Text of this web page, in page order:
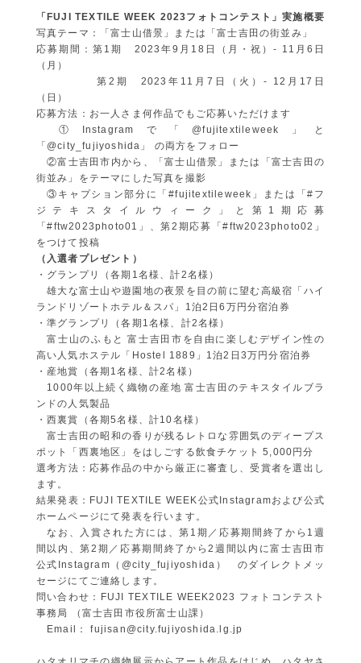
「FUJI TEXTILE WEEK 2023フォトコンテスト」実施概要
写真テーマ：「富士山借景」または「富士吉田の街並み」
応募期間：第1期 2023年9月18日（月・祝）- 11月6日
（月）
第2期 2023年11月7日（火）- 12月17日
（日）
応募方法：お一人さま何作品でもご応募いただけます
①Instagramで「@fujitextileweek」と
「@city_fujiyoshida」 の両方をフォロー
②富士吉田市内から、「富士山借景」または「富士吉田の
街並み」をテーマにした写真を撮影
③キャプション部分に「#fujitextileweek」または「#フ
ジテキスタイルウィーク」と第1期応募
「#ftw2023photo01」、第2期応募「#ftw2023photo02」
をつけて投稿
（入選者プレゼント）
・グランプリ（各期1名様、計2名様）
雄大な富士山や遊園地の夜景を目の前に望む高級宿「ハイ
ランドリゾートホテル＆スパ」1泊2日6万円分宿泊券
・準グランプリ（各期1名様、計2名様）
富士山のふもと 富士吉田市を自由に楽しむデザイン性の
高い人気ホステル「Hostel 1889」1泊2日3万円分宿泊券
・産地賞（各期1名様、計2名様）
1000年以上続く織物の産地 富士吉田のテキスタイルブラ
ンドの人気製品
・西裏賞（各期5名様、計10名様）
富士吉田の昭和の香りが残るレトロな雰囲気のディープス
ポット「西裏地区」をはしごする飲食チケット 5,000円分
選考方法：応募作品の中から厳正に審査し、受賞者を選出し
ます。
結果発表：FUJI TEXTILE WEEK公式Instagramおよび公式
ホームページにて発表を行います。
なお、入賞された方には、第1期／応募期間終了から1週
間以内、第2期／応募期間終了から2週間以内に富士吉田市
公式Instagram（@city_fujiyoshida） のダイレクトメッ
セージにてご連絡します。
問い合わせ：FUJI TEXTILE WEEK2023 フォトコンテスト
事務局 （富士吉田市役所富士山課）
Email： fujisan@city.fujiyoshida.lg.jp